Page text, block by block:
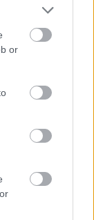
or
testā
tracina?
kas
par